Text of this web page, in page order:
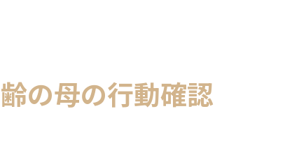
の母の行動確認